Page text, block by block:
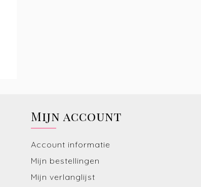
Mijn account
Account informatie
Mijn bestellingen
Mijn verlanglijst